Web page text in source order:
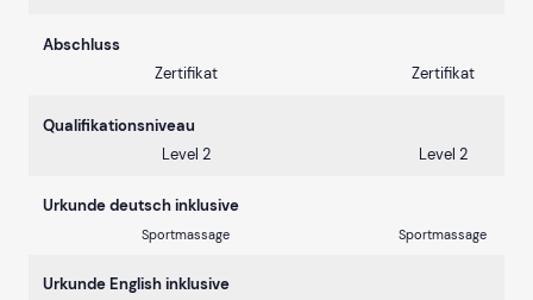
Abschluss
Zertifikat
Zertifikat
Qualifikationsniveau
Level 2
Level 2
Urkunde deutsch inklusive
Sportmassage Sportmassage
Urkunde English inklusive